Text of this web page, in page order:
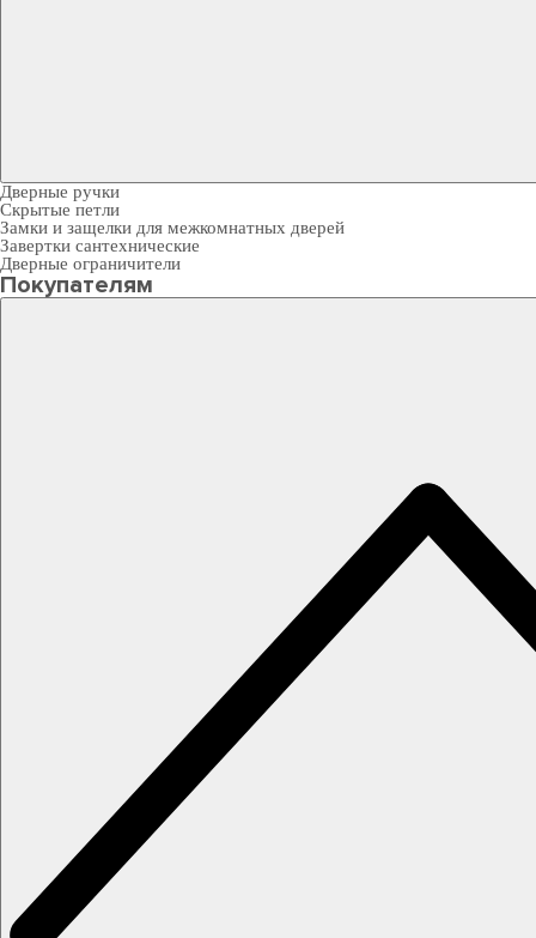
Дверные ручки
Скрытые петли
Замки и защелки для межкомнатных дверей
Завертки сантехнические
Дверные ограничители
Покупателям